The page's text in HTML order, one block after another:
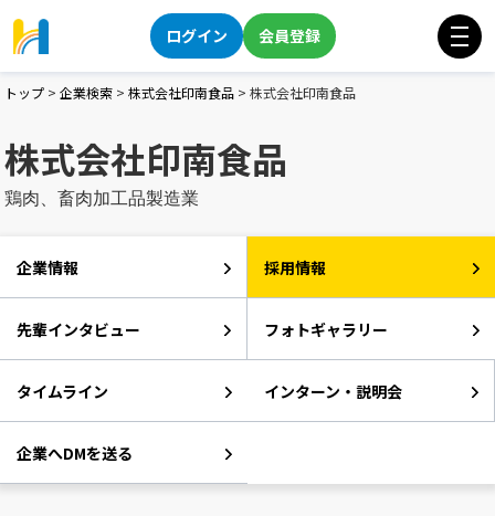
ログイン 会員登録
トップ > 企業検索 > 株式会社印南食品 > 株式会社印南食品
株式会社印南食品
鶏肉、畜肉加工品製造業
企業情報 採用情報
先輩インタビュー フォトギャラリー
タイムライン インターン・説明会
企業へDMを送る